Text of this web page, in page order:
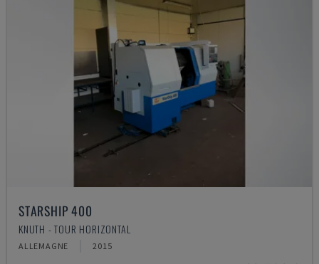
STARSHIP 400
KNUTH - TOUR HORIZONTAL
ALLEMAGNE 2015